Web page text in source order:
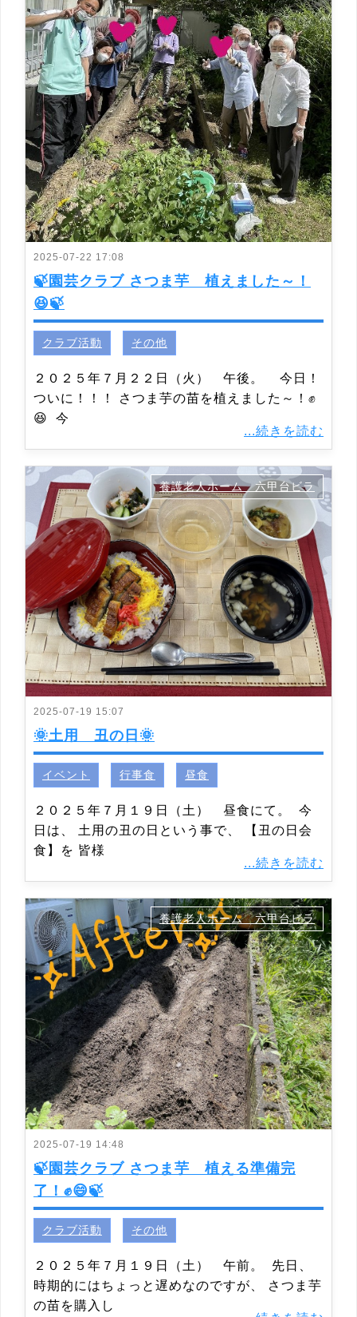
2025-07-22 17:08
🍃園芸クラブ さつま芋 植えました～！
😆🍃
クラブ活動 その他
２０２５年７月２２日（火） 午後。 今日！
ついに！！！ さつま芋の苗を植えました～！✊
😆 今
...続きを読む
2025-07-19 15:07
🌞土用 丑の日🌞
養護老人ホーム 六甲台ビラ
イベント 行事食 昼食
２０２５年７月１９日（土） 昼食にて。 今
日は、 土用の丑の日という事で、 【丑の日会
食】を 皆様
...続きを読む
2025-07-19 14:48
🍃園芸クラブ さつま芋 植える準備完
了！✊😄🍃
養護老人ホーム 六甲台ビラ
クラブ活動 その他
２０２５年７月１９日（土） 午前。 先日、
時期的にはちょっと遅めなのですが、 さつま芋
の苗を購入し